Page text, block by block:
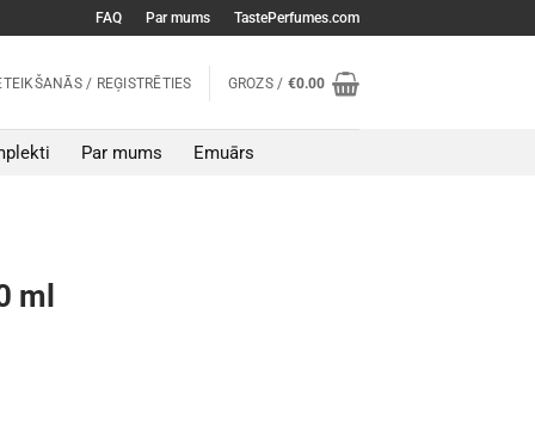
FAQ Par mums TastePerfumes.com
/ REĢISTRĒTIES GROZS / €0.00
Par mums Emuārs
ml